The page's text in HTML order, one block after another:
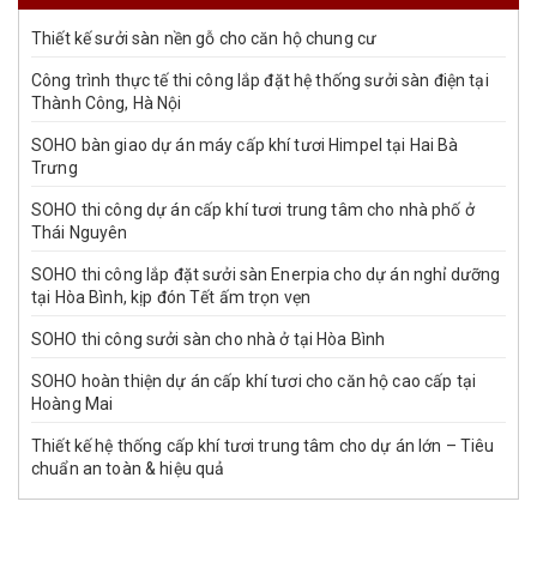
Thiết kế sưởi sàn nền gỗ cho căn hộ chung cư
Công trình thực tế thi công lắp đặt hệ thống sưởi sàn điện tại
Thành Công, Hà Nội
SOHO bàn giao dự án máy cấp khí tươi Himpel tại Hai Bà
Trưng
SOHO thi công dự án cấp khí tươi trung tâm cho nhà phố ở
Thái Nguyên
SOHO thi công lắp đặt sưởi sàn Enerpia cho dự án nghỉ dưỡng
tại Hòa Bình, kịp đón Tết ấm trọn vẹn
SOHO thi công sưởi sàn cho nhà ở tại Hòa Bình
SOHO hoàn thiện dự án cấp khí tươi cho căn hộ cao cấp tại
Hoàng Mai
Thiết kế hệ thống cấp khí tươi trung tâm cho dự án lớn – Tiêu
chuẩn an toàn & hiệu quả